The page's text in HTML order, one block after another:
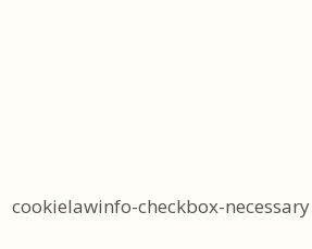
cookielawinfo-checkbox-necessary